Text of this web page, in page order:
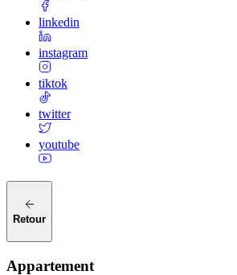
linkedin
instagram
tiktok
twitter
youtube
Retour
Appartement